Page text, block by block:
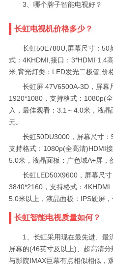
3、哪个牌子智能电视好？
长虹电视机价格多少？
长虹50E780U,屏幕尺寸：50
式：4KHDMI,接口：3*HDMI 1.4
米,背光灯类：LED发光二极管,价
长虹屏 47V6500A-3D，屏幕
1920*1080，支持格式：1080p(
入，最佳观看：3.1～4.0米，液
元。
长虹50DU3000，屏幕尺寸
支持格式：1080p(全高清)HDMI
5.0米，液晶面板：广色域A+屏，
长虹LED50X9600，屏幕尺寸
3840*2160，支持格式：4KHDMI
5.0米以上，液晶面板：IPS硬屏，
长虹智能电视质量如何？
1、长虹采用现在最先进、最
屏幕的(46英寸及以上)、超高清
与影院IMAX巨幕有点相似相似，